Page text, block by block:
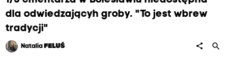
dla odwiedzającyh groby. "To jest wbrew
tradycji"
Natalia FELUŚ share search